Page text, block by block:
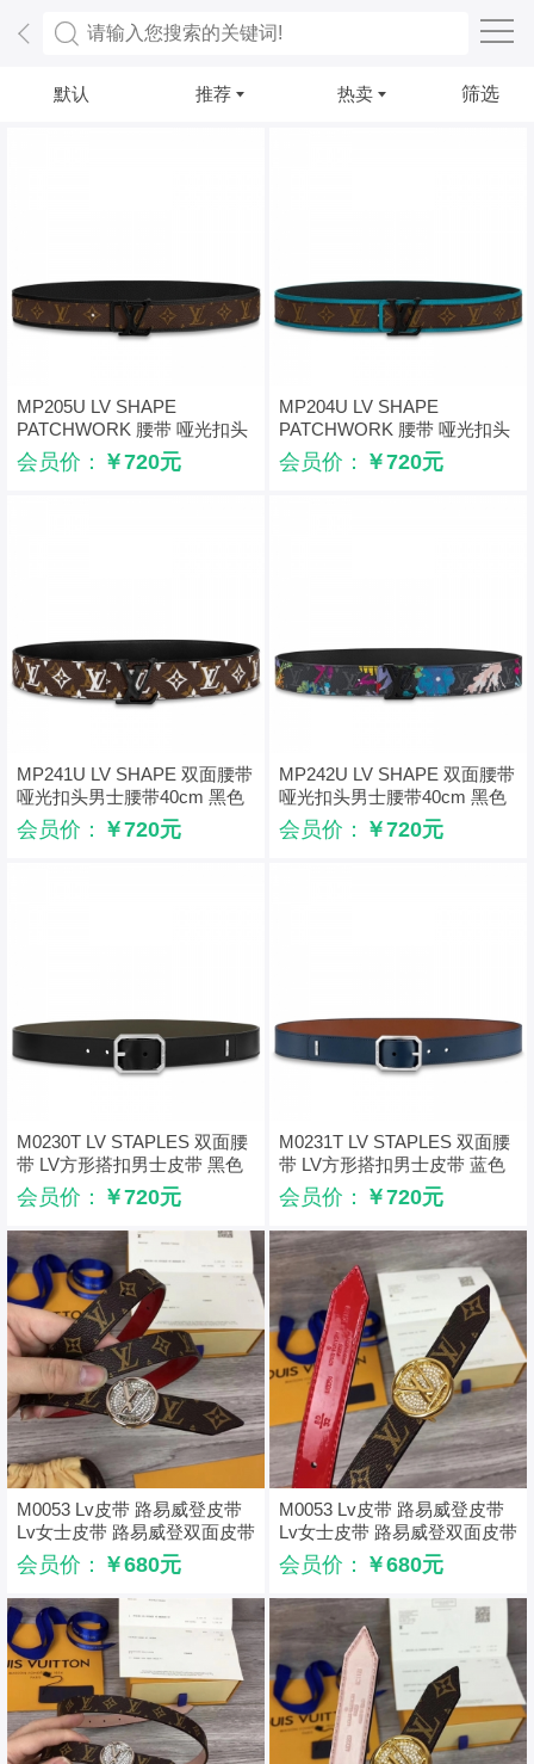
默认 推荐 热卖 筛选
MP205U LV SHAPE
PATCHWORK 腰带 哑光扣头
男士腰带40cm 黑色
会员价： ￥720元
MP204U LV SHAPE
PATCHWORK 腰带 哑光扣头
男士腰带40cm 绿色
会员价： ￥720元
MP241U LV SHAPE 双面腰带
哑光扣头男士腰带40cm 黑色
会员价： ￥720元
MP242U LV SHAPE 双面腰带
哑光扣头男士腰带40cm 黑色
会员价： ￥720元
M0230T LV STAPLES 双面腰
带 LV方形搭扣男士皮带 黑色
会员价： ￥720元
M0231T LV STAPLES 双面腰
带 LV方形搭扣男士皮带 蓝色
会员价： ￥720元
M0053 Lv皮带 路易威登皮带
Lv女士皮带 路易威登双面皮带
金属板扣 银扣带钻
会员价： ￥680元
M0053 Lv皮带 路易威登皮带
Lv女士皮带 路易威登双面皮带
金属板扣 金扣带钻
会员价： ￥680元